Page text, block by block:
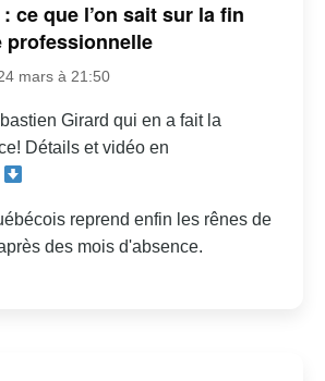
ce que l’on sait sur la fin
professionnelle
mars à 21:50
Girard qui en a fait la
Détails et vidéo en
reprend enfin les rênes de
des mois d'absence.